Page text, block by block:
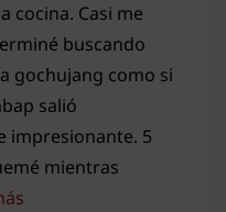
cocina. Casi me
buscando
gochujang como si
salió
impresionante. 5
mientras